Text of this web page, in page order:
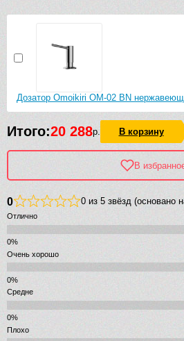
Дозатор Omoikiri OM-02 BN
Итого:20 288р. В корзину
В
0 0 из 5 звёзд (основано
Отлично
Очень хорошо
Средне
Плохо